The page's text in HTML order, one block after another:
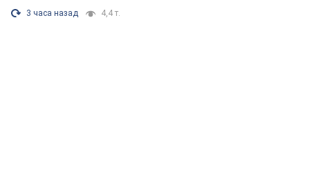
3 часа назад 4,4 т.